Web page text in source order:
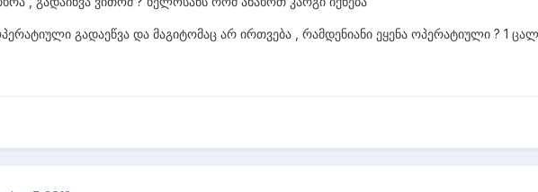
გადაეწვა და მაგიტომაც არ ირთვება , რამდენიანი ეყენა ოპერატიული ? 1